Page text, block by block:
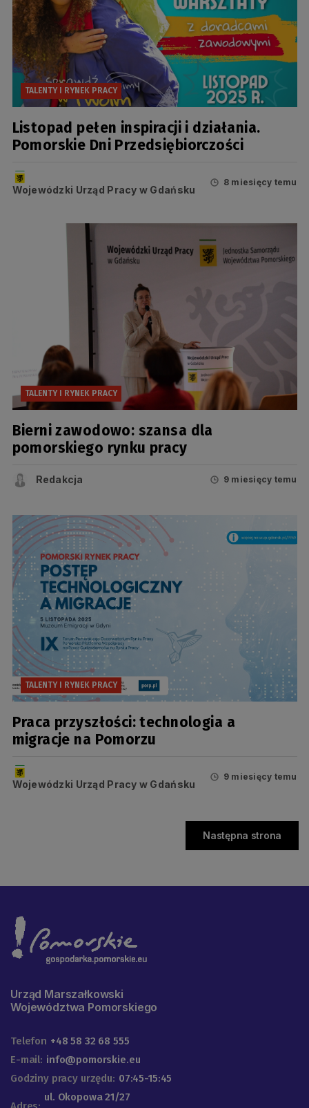
TALENTY I RYNEK PRACY
Listopad pełen inspiracji i działania.
Pomorskie Dni Przedsiębiorczości
Wojewódzki Urząd Pracy w Gdańsku
8 miesięcy temu
TALENTY I RYNEK PRACY
Bierni zawodowo: szansa dla
pomorskiego rynku pracy
Redakcja 9 miesięcy temu
TALENTY I RYNEK PRACY
Praca przyszłości: technologia a
migracje na Pomorzu
Wojewódzki Urząd Pracy w Gdańsku
9 miesięcy temu
Następna strona
Urząd Marszałkowski
Województwa Pomorskiego
Telefon +48 58 32 68 555
E-mail: info@pomorskie.eu
Godziny pracy urzędu: 07:45-15:45
ul. Okopowa 21/27